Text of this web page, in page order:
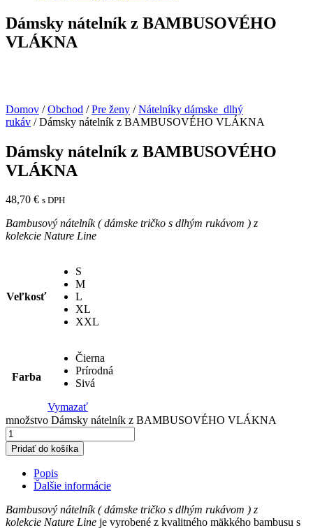
Dámsky nátelník z BAMBUSOVÉHO
VLÁKNA
Domov /Obchod /Pre ženy /Nátelníky dámske dlhý
rukáv / Dámsky nátelník z BAMBUSOVÉHO VLÁKNA
Dámsky nátelník z BAMBUSOVÉHO
VLÁKNA
48,70 € s DPH
Bambusový nátelník ( dámske tričko s dlhým rukávom ) z
kolekcie Nature Line
Veľkosť
S
M
L
XL
XXL
Farba
Čierna
Prírodná
Sivá
Vymazať
množstvo Dámsky nátelník z BAMBUSOVÉHO VLÁKNA
Pridať do košíka
Popis
Ďalšie informácie
Bambusový nátelník ( dámske tričko s dlhým rukávom ) z
kolekcie Nature Line je vyrobené z kvalitného mäkkého bambusu s